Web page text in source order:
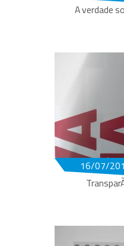
A verdade
16/07/